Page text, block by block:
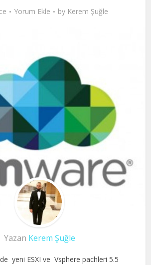
Yorum Ekle by Kerem Şuğle
Yazan Kerem Şuğle
yeni ESXI ve Vsphere pachleri 5.5